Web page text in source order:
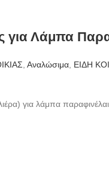
για Λάμπα
Αναλώσιμα ΕΙΔΗ
για λάμπα